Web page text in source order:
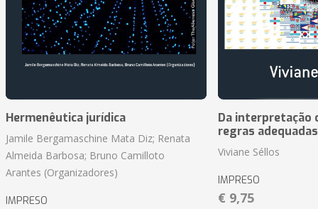
Hermenêutica jurídica
Jamile Bergamaschine Mata Diz; Renata
Almeida Barbosa; Bruno Camilloto
Arantes (Organizadores)
IMPRESO
Da interpretação
regras
Viviane Séllos
IMPRESO
€ 9,75